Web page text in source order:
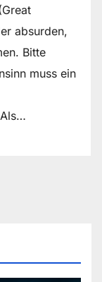
absurden,
Bitte
muss ein